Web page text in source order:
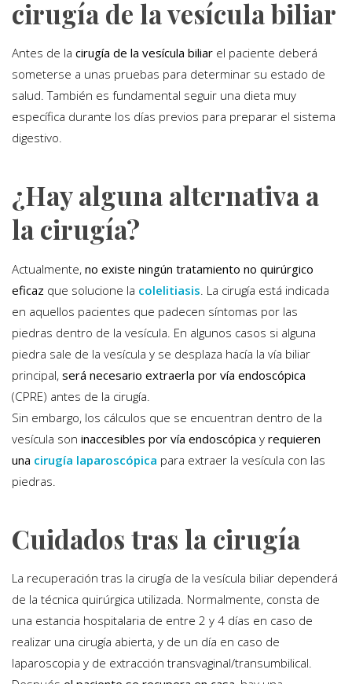
cirugía de la vesícula biliar
Antes de la cirugía de la vesícula biliar el paciente deberá
someterse a unas pruebas para determinar su estado de
salud. También es fundamental seguir una dieta muy
específica durante los días previos para preparar el sistema
digestivo.
¿Hay alguna alternativa a
la cirugía?
Actualmente, no existe ningún tratamiento no quirúrgico
eficaz que solucione la colelitiasis . La cirugía está indicada
en aquellos pacientes que padecen síntomas por las
piedras dentro de la vesícula. En algunos casos si alguna
piedra sale de la vesícula y se desplaza hacía la vía biliar
principal, será necesario extraerla por vía endoscópica
(CPRE) antes de la cirugía.
Sin embargo, los cálculos que se encuentran dentro de la
vesícula son inaccesibles por vía endoscópica y requieren
una cirugía laparoscópica para extraer la vesícula con las
piedras.
Cuidados tras la cirugía
La recuperación tras la cirugía de la vesícula biliar dependerá
de la técnica quirúrgica utilizada. Normalmente, consta de
una estancia hospitalaria de entre 2 y 4 días en caso de
realizar una cirugía abierta, y de un día en caso de
laparoscopia y de extracción transvaginal/transumbilical.